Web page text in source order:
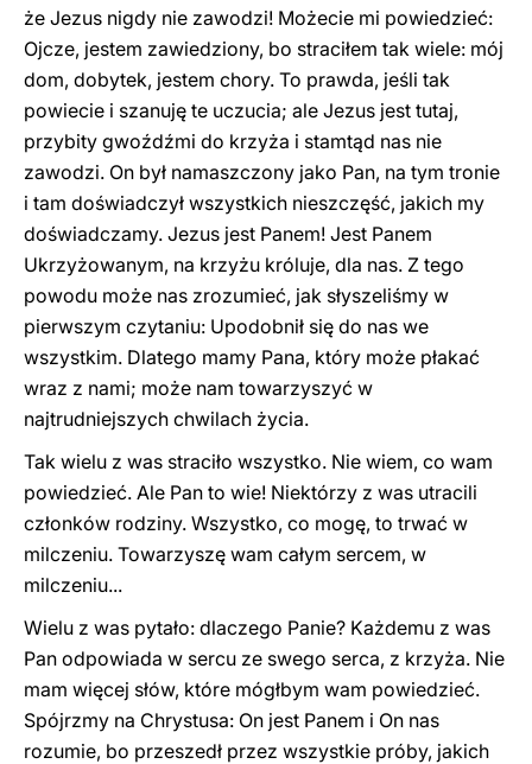
że Jezus nigdy nie zawodzi! Możecie mi powiedzieć:
Ojcze, jestem zawiedziony, bo straciłem tak wiele: mój
dom, dobytek, jestem chory. To prawda, jeśli tak
powiecie i szanuję te uczucia; ale Jezus jest tutaj,
przybity gwoźdźmi do krzyża i stamtąd nas nie
zawodzi. On był namaszczony jako Pan, na tym tronie
i tam doświadczył wszystkich nieszczęść, jakich my
doświadczamy. Jezus jest Panem! Jest Panem
Ukrzyżowanym, na krzyżu króluje, dla nas. Z tego
powodu może nas zrozumieć, jak słyszeliśmy w
pierwszym czytaniu: Upodobnił się do nas we
wszystkim. Dlatego mamy Pana, który może płakać
wraz z nami; może nam towarzyszyć w
najtrudniejszych chwilach życia.
Tak wielu z was straciło wszystko. Nie wiem, co wam
powiedzieć. Ale Pan to wie! Niektórzy z was utracili
członków rodziny. Wszystko, co mogę, to trwać w
milczeniu. Towarzyszę wam całym sercem, w
milczeniu...
Wielu z was pytało: dlaczego Panie? Każdemu z was
Pan odpowiada w sercu ze swego serca, z krzyża. Nie
mam więcej słów, które mógłbym wam powiedzieć.
Spójrzmy na Chrystusa: On jest Panem i On nas
rozumie, bo przeszedł przez wszystkie próby, jakich